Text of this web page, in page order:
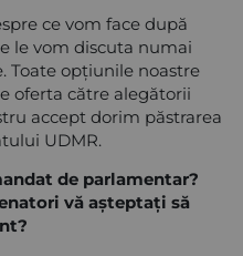
ce vom face după
le vom discuta numai
Toate opțiunile noastre
oferta către alegătorii
accept dorim păstrarea
UDMR.
de parlamentar?
vă așteptați să